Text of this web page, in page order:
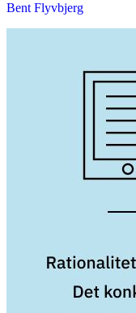
Bent Flyvbjerg